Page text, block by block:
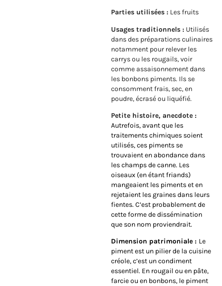
Parties utilisées : Les fruits
Usages traditionnels : Utilisés
dans des préparations culinaires
notamment pour relever les
carrys ou les rougails, voir
comme assaisonnement dans
les bonbons piments. Ils se
consomment frais, sec, en
poudre, écrasé ou liquéfié.
Petite histoire, anecdote :
Autrefois, avant que les
traitements chimiques soient
utilisés, ces piments se
trouvaient en abondance dans
les champs de canne. Les
oiseaux (en étant friands)
mangeaient les piments et en
rejetaient les graines dans leurs
fientes. C’est probablement de
cette forme de dissémination
que son nom proviendrait.
Dimension patrimoniale : Le
piment est un pilier de la cuisine
créole, c’est un condiment
essentiel. En rougail ou en pâte,
farcie ou en bonbons, le piment